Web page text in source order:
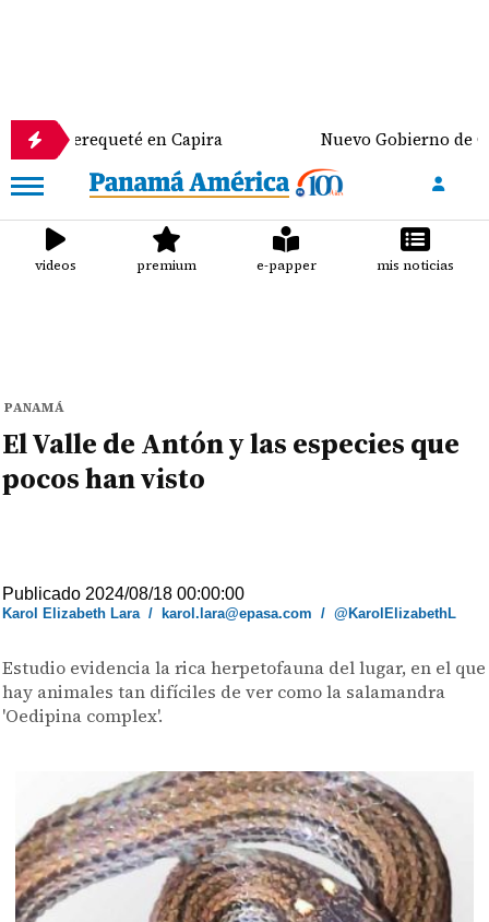
en Capira Nuevo Gobierno de Colombia
videos premium e-papper mis noticias
PANAMÁ
El Valle de Antón y las especies que
pocos han visto
Publicado 2024/08/18 00:00:00
Karol Elizabeth Lara/ karol.lara@epasa.com /@KarolElizabethL
Estudio evidencia la rica herpetofauna del lugar, en el que
hay animales tan difíciles de ver como la salamandra
'Oedipina complex'.